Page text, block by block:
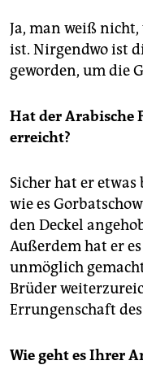
Ja, man weiß
ist. Nirgendwo ist
geworden, um die
Hat der Arabische
erreicht?
Sicher hat er
wie es
den Deckel
Außerdem hat er
unmöglich
Brüder
Errungenschaft
Wie geht es Ihrer